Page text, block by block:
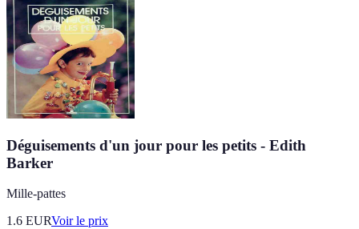
Déguisements d'un jour pour les petits - Edith
Barker
Mille-pattes
1.6 EURVoir le prix